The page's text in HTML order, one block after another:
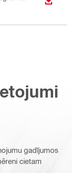
gadījumos
cietam